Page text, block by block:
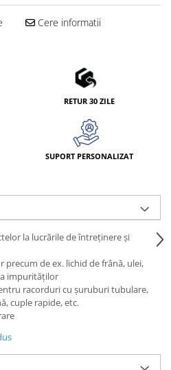
Cere informatii
RETUR 30 ZILE
SUPORT PERSONALIZAT
la lucrările de întreţinere şi
precum de ex. lichid de frână, ulei,
impurităţilor
racorduri cu şuruburi tubulare,
cuple rapide, etc.